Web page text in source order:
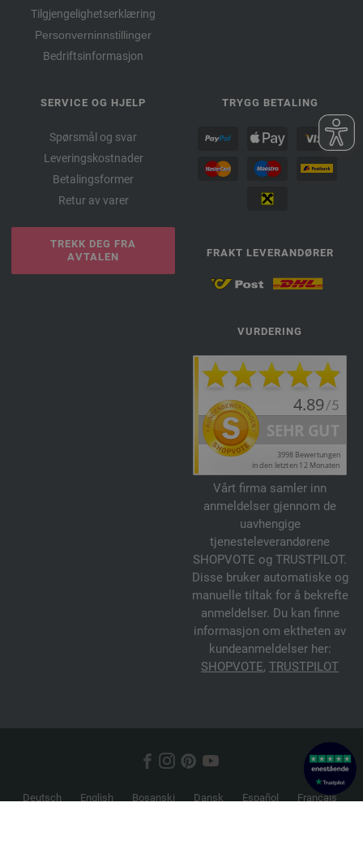
Tilgjengelighetserklæring
Personverninnstillinger
Bedriftsinformasjon
SERVICE OG HJELP
Spørsmål og svar
Leveringskostnader
Betalingsformer
Retur av varer
TREKK DEG FRA
AVTALEN
TRYGG BETALING
FRAKT LEVERANDØRER
VURDERING
Vårt firma samler inn
anmeldelser gjennom de
uavhengige
tjenesteleverandørene
SHOPVOTE og TRUSTPILOT.
Disse bruker automatiske og
manuelle tiltak for å bekrefte
anmeldelser. Du kan finne
informasjon om ektheten av
kundeanmeldelser her:
SHOPVOTE, TRUSTPILOT
Deutsch English Bosanski Dansk Español
Français